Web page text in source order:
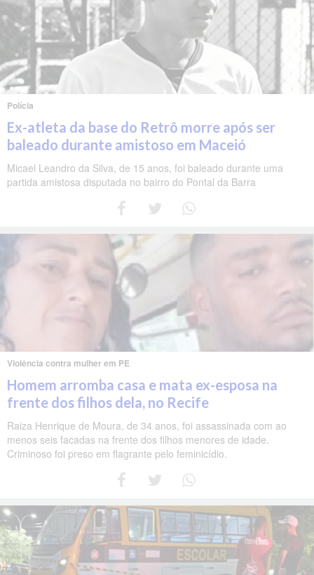
Polícia
Ex-atleta da base do Retrô morre após ser
baleado durante amistoso em Maceió
Micael Leandro da Silva, de 15 anos, foi baleado durante uma
partida amistosa disputada no bairro do Pontal da Barra
Violência contra mulher em PE
Homem arromba casa e mata ex-esposa na
frente dos filhos dela, no Recife
Raiza Henrique de Moura, de 34 anos, foi assassinada com ao
menos seis facadas na frente dos filhos menores de idade.
Criminoso foi preso em flagrante pelo feminicídio.